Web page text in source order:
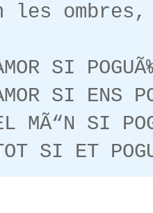
les
SI
SI ENS
MÃ“N SI
TOT SI ET